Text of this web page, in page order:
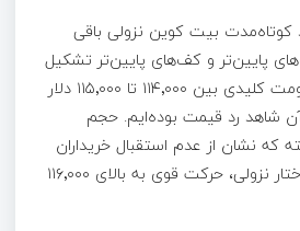
روند کوتاه‌مدت بیت‌ کوین نزولی باقی
پایین‌تر و کف‌های پایین‌تر تشکیل
شده است. ناحیه‌ی مقاومت کلیدی بین ۱۱۴٬۰۰۰ تا ۱۱۵٬۰۰۰ دلار
شاهد رد قیمت بوده‌ایم. حجم
که نشان از عدم استقبال خریداران
دارد. برای باطل شدن ساختار نزولی، حرکت قوی به بالای ۱۱۶٬۰۰۰